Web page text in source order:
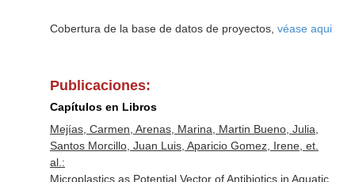
Cobertura de la base de datos de proyectos, véase aqui
Publicaciones:
Capítulos en Libros
Mejías, Carmen, Arenas, Marina, Martin Bueno, Julia,
Santos Morcillo, Juan Luis, Aparicio Gomez, Irene, et.
al.:
Microplastics as Potential Vector of Antibiotics in Aquatic